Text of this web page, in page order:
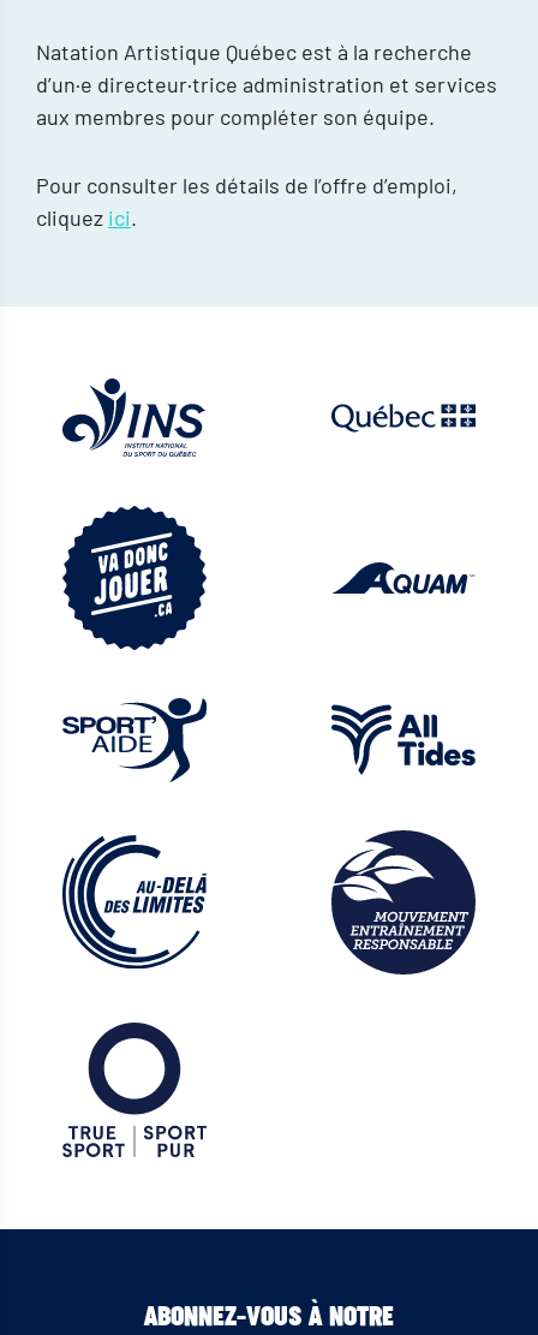
Natation Artistique Québec est à la recherche
d’un·e directeur·trice administration et services
aux membres pour compléter son équipe.
Pour consulter les détails de l’offre d’emploi,
cliquez ici.
ABONNEZ-VOUS À NOTRE